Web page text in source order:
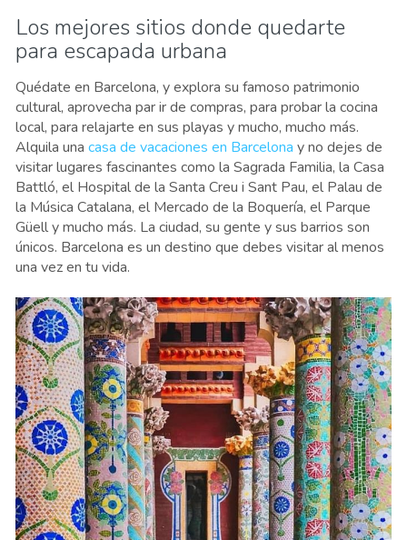
Los mejores sitios donde quedarte
para escapada urbana
Quédate en Barcelona, y explora su famoso patrimonio
cultural, aprovecha par ir de compras, para probar la cocina
local, para relajarte en sus playas y mucho, mucho más.
Alquila una casa de vacaciones en Barcelona y no dejes de
visitar lugares fascinantes como la Sagrada Familia, la Casa
Battló, el Hospital de la Santa Creu i Sant Pau, el Palau de
la Música Catalana, el Mercado de la Boquería, el Parque
Güell y mucho más. La ciudad, su gente y sus barrios son
únicos. Barcelona es un destino que debes visitar al menos
una vez en tu vida.